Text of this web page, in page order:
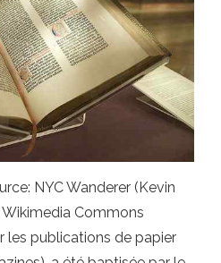
NYC Wanderer (Kevin
Wikimedia Commons
les publications de papier